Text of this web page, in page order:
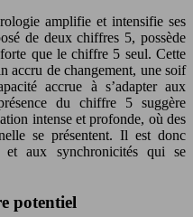
amplifie et intensifie ses
de deux chiffres 5, possède
que le chiffre 5 seul. Cette
accru de changement, une soif
accrue à s’adapter aux
du chiffre 5 suggère
intense et profonde, où des
se présentent. Il est donc
et aux synchronicités qui se
potentiel